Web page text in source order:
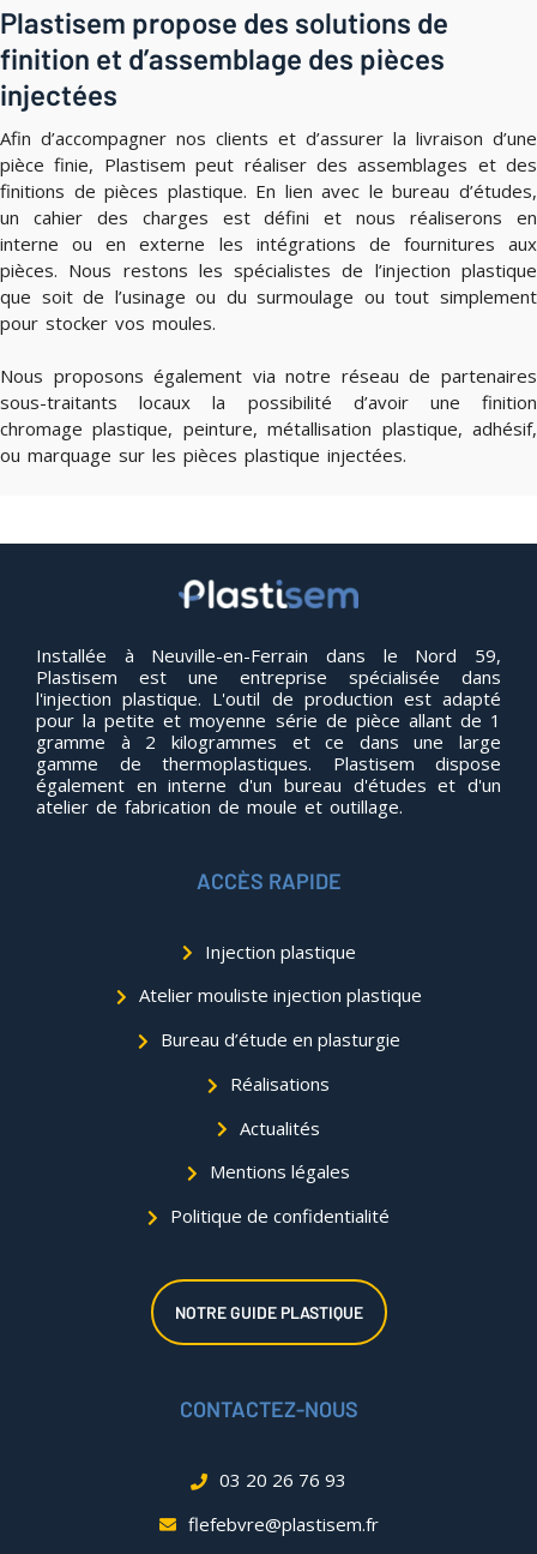
Plastisem propose des solutions de
finition et d’assemblage des pièces
injectées
Afin d’accompagner nos clients et d’assurer la livraison d’une
pièce finie, Plastisem peut réaliser des assemblages et des
finitions de pièces plastique. En lien avec le bureau d’études,
un cahier des charges est défini et nous réaliserons en
interne ou en externe les intégrations de fournitures aux
pièces. Nous restons les spécialistes de l’injection plastique
que soit de l’usinage ou du surmoulage ou tout simplement
pour stocker vos moules.
Nous proposons également via notre réseau de partenaires
sous-traitants locaux la possibilité d’avoir une finition
chromage plastique, peinture, métallisation plastique, adhésif,
ou marquage sur les pièces plastique injectées.
Installée à Neuville-en-Ferrain dans le Nord 59,
Plastisem est une entreprise spécialisée dans
l'injection plastique. L'outil de production est adapté
pour la petite et moyenne série de pièce allant de 1
gramme à 2 kilogrammes et ce dans une large
gamme de thermoplastiques. Plastisem dispose
également en interne d'un bureau d'études et d'un
atelier de fabrication de moule et outillage.
ACCÈS RAPIDE
Injection plastique
Atelier mouliste injection plastique
Bureau d’étude en plasturgie
Réalisations
Actualités
Mentions légales
Politique de confidentialité
NOTRE GUIDE PLASTIQUE
CONTACTEZ-NOUS
03 20 26 76 93
flefebvre@plastisem.fr